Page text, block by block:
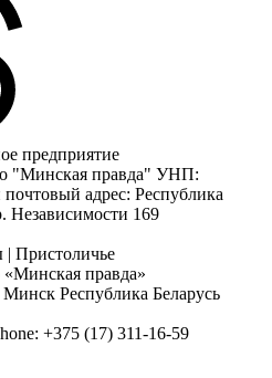
предприятие
"Минская правда" УНП:
адрес: Республика
Независимости 169
Пристоличье
правда»
Минск Республика Беларусь
+375 (17) 311-16-59